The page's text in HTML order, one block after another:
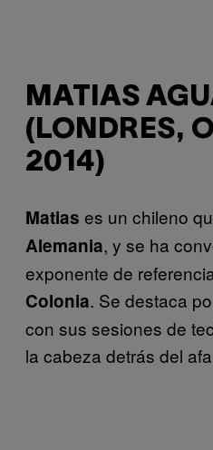
MATIAS
(LONDRES,
2014)
Matias es un chileno
Alemania, y se ha
exponente de
Colonia. Se destaca
con sus sesiones de
la cabeza detrás del